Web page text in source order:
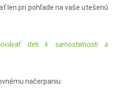
len pri pohľade na vaše utešenú
deti k samostatnosti a
načerpaniu: